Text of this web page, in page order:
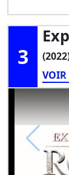
3
VOIR